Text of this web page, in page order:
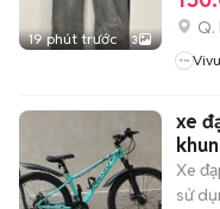
19 phút trước 3
Q.
xe
Xe
sử